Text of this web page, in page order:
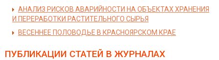
АНАЛИЗ РИСКОВ АВАРИЙНОСТИ НА ОБЪЕКТАХ ХРАНЕНИЯ
И ПЕРЕРАБОТКИ РАСТИТЕЛЬНОГО СЫРЬЯ
ВЕСЕННЕЕ ПОЛОВОДЬЕ В КРАСНОЯРСКОМ КРАЕ
ПУБЛИКАЦИИ СТАТЕЙ В ЖУРНАЛАХ